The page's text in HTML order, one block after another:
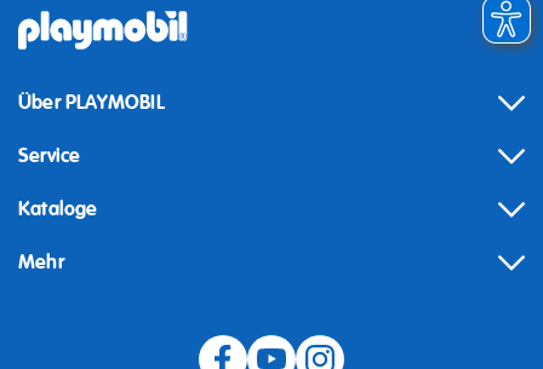
Über PLAYMOBIL
Service
Kataloge
Mehr